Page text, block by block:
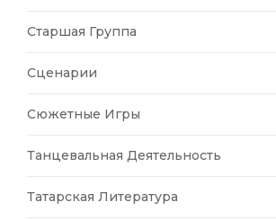
Старшая Группа
Сценарии
Сюжетные Игры
Танцевальная Деятельность
Татарская Литература